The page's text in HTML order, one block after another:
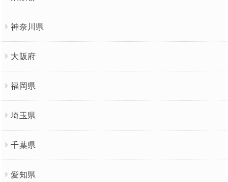
神奈川県
大阪府
福岡県
埼玉県
千葉県
愛知県